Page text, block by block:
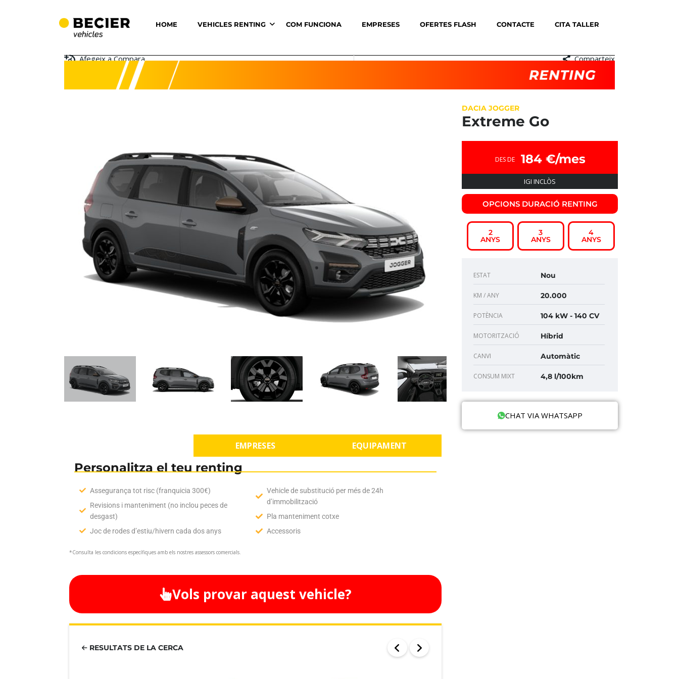
HOME VEHICLES RENTING COM FUNCIONA EMPRESES OFERTES FLASH CONTACTE CITA TALLER
Afegeix a Compara Comparteix
EMPRESES EQUIPAMENT
Personalitza el teu renting
Assegurança tot risc (franquicia 300€)
Revisions i manteniment (no inclou peces de
desgast)
Joc de rodes d’estiu/hivern cada dos anys
Vehicle de substitució per més de 24h
d’immobilització
Pla manteniment cotxe
Accessoris
*Consulta les condicions específiques amb els nostres assessors comercials.
Vols provar aquest vehicle?
RESULTATS DE LA CERCA
DACIA JOGGER
Extreme Go
DES DE 184 €/mes
IGI INCLÒS
OPCIONS DURACIÓ RENTING​
2
ANYS
3
ANYS
4
ANYS
ESTAT Nou
KM / ANY 20.000
POTÈNCIA 104 kW - 140 CV
MOTORITZACIÓ Híbrid
CANVI Automàtic
CONSUM MIXT 4,8 l/100km
CHAT VIA WHATSAPP